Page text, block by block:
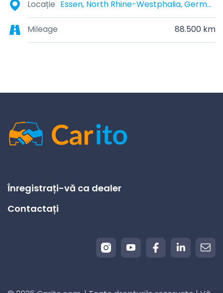
Locație Essen, North Rhine-Westphalia, Germany
Mileage 88.500 km
Înregistrați-vă ca dealer
Contactați